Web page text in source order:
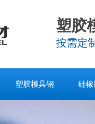
塑胶
按需定制
塑胶模具钢 硅橡